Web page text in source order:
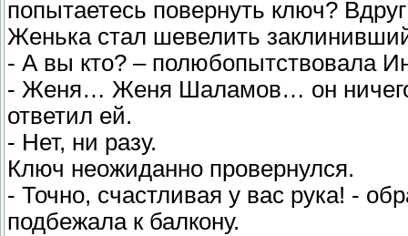
попытаетесь повернуть ключ?
Женька стал шевелить
- А вы кто? – полюбопытствовала
- Женя… Женя Шаламов… он ничего
ответил ей.
- Нет, ни разу.
Ключ неожиданно провернулся.
- Точно, счастливая у вас рука! -
подбежала к балкону.